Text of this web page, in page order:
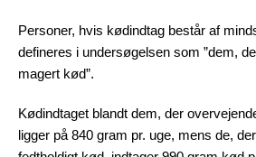
Personer, hvis kødindtag består af
defineres i undersøgelsen som ”dem,
magert kød”.
Kødindtaget blandt dem, der
ligger på 840 gram pr. uge, mens de,